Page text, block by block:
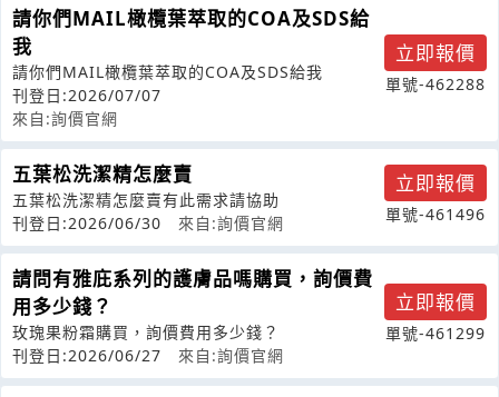
請你們MAIL橄欖葉萃取的COA及SDS給
我
請你們MAIL橄欖葉萃取的COA及SDS給我
刊登日:2026/07/07
來自:詢價官網
立即報價
單號-462288
五葉松洗潔精怎麼賣
五葉松洗潔精怎麼賣有此需求請協助
刊登日:2026/06/30
來自:詢價官網
立即報價
單號-461496
請問有雅庇系列的護膚品嗎購買，詢價費
用多少錢？
玫瑰果粉霜購買，詢價費用多少錢？
刊登日:2026/06/27
來自:詢價官網
立即報價
單號-461299